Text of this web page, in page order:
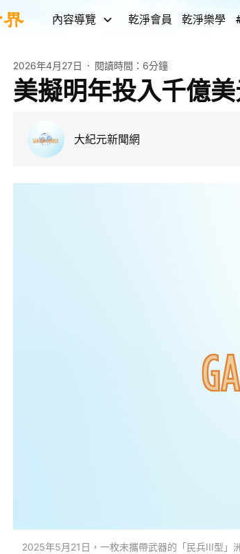
內容導覽 乾淨會員 乾淨樂學
2026年4月27日 閱讀時間： 6分鐘
美擬明年投入千億
大紀元新聞網
2025年5月21日，一枚未攜帶武器的「民兵III型」